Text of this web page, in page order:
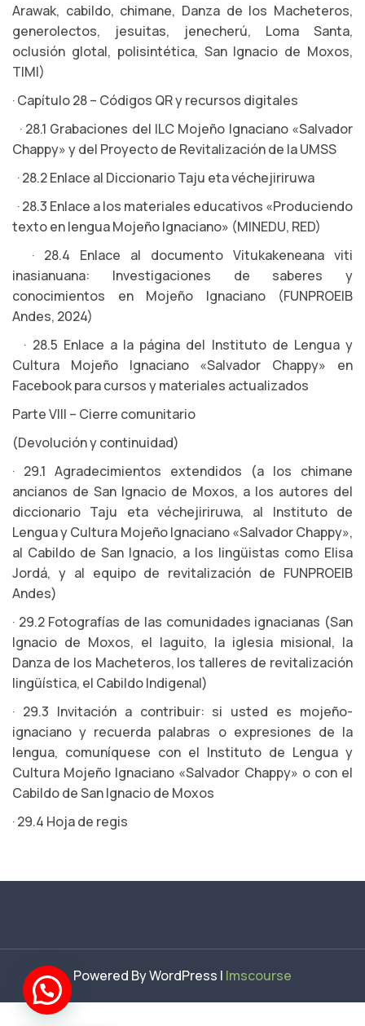
Arawak, cabildo, chimane, Danza de los Macheteros,
generolectos, jesuitas, jenecherú, Loma Santa,
oclusión glotal, polisintética, San Ignacio de Moxos,
TIMI)
· Capítulo 28 – Códigos QR y recursos digitales
· 28.1 Grabaciones del ILC Mojeño Ignaciano «Salvador
Chappy» y del Proyecto de Revitalización de la UMSS
· 28.2 Enlace al Diccionario Taju eta véchejiriruwa
· 28.3 Enlace a los materiales educativos «Produciendo
texto en lengua Mojeño Ignaciano» (MINEDU, RED)
· 28.4 Enlace al documento Vitukakeneana viti
inasianuana: Investigaciones de saberes y
conocimientos en Mojeño Ignaciano (FUNPROEIB
Andes, 2024)
· 28.5 Enlace a la página del Instituto de Lengua y
Cultura Mojeño Ignaciano «Salvador Chappy» en
Facebook para cursos y materiales actualizados
Parte VIII – Cierre comunitario
(Devolución y continuidad)
· 29.1 Agradecimientos extendidos (a los chimane
ancianos de San Ignacio de Moxos, a los autores del
diccionario Taju eta véchejiriruwa, al Instituto de
Lengua y Cultura Mojeño Ignaciano «Salvador Chappy»,
al Cabildo de San Ignacio, a los lingüistas como Elisa
Jordá, y al equipo de revitalización de FUNPROEIB
Andes)
· 29.2 Fotografías de las comunidades ignacianas (San
Ignacio de Moxos, el laguito, la iglesia misional, la
Danza de los Macheteros, los talleres de revitalización
lingüística, el Cabildo Indigenal)
· 29.3 Invitación a contribuir: si usted es mojeño-
ignaciano y recuerda palabras o expresiones de la
lengua, comuníquese con el Instituto de Lengua y
Cultura Mojeño Ignaciano «Salvador Chappy» o con el
Cabildo de San Ignacio de Moxos
· 29.4 Hoja de regis
Powered By WordPress | lmscourse